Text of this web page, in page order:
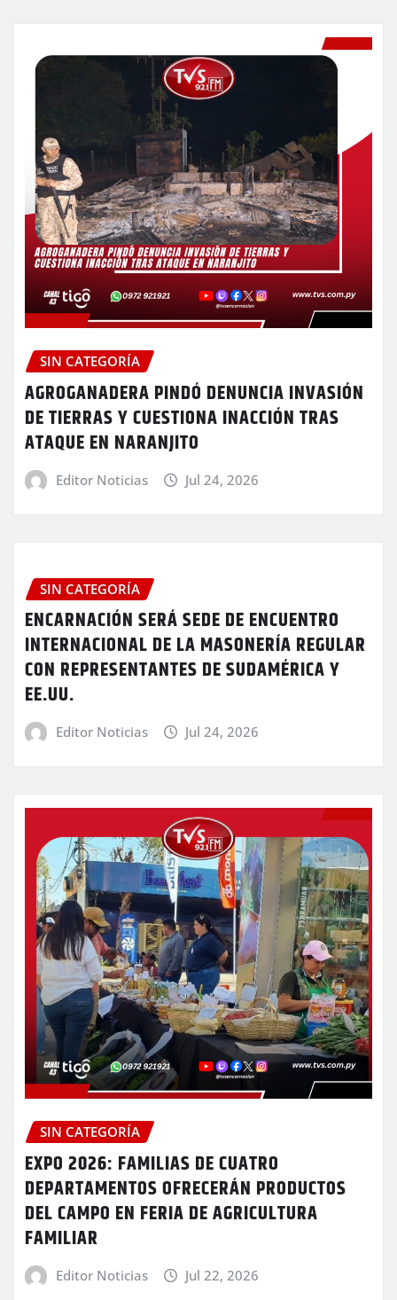
SIN CATEGORÍA
AGROGANADERA PINDÓ DENUNCIA INVASIÓN
DE TIERRAS Y CUESTIONA INACCIÓN TRAS
ATAQUE EN NARANJITO
Editor Noticias Jul 24, 2026
SIN CATEGORÍA
ENCARNACIÓN SERÁ SEDE DE ENCUENTRO
INTERNACIONAL DE LA MASONERÍA REGULAR
CON REPRESENTANTES DE SUDAMÉRICA Y
EE.UU.
Editor Noticias Jul 24, 2026
SIN CATEGORÍA
EXPO 2026: FAMILIAS DE CUATRO
DEPARTAMENTOS OFRECERÁN PRODUCTOS
DEL CAMPO EN FERIA DE AGRICULTURA
FAMILIAR
Editor Noticias Jul 22, 2026